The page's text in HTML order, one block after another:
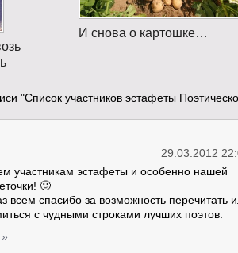
И снова о картошке…
"Список участников эстафеты
29.03.2012
участникам эстафеты и особенно нашей
🙂
всем спасибо за возможность перечитать
с чудными строками лучших поэтов.